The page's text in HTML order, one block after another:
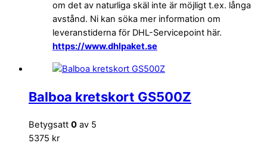
om det av naturliga skäl inte är möjligt t.ex. långa
avstånd. Ni kan söka mer information om
leveranstiderna för DHL-Servicepoint här.
https://www.dhlpaket.se
Balboa kretskort GS500Z
Betygsatt 0 av 5
5375 kr